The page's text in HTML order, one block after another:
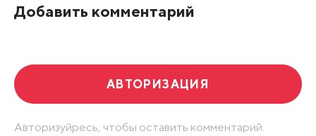
Добавить комментарий
АВТОРИЗАЦИЯ
Авторизуйресь, чтобы оставить комментарий.